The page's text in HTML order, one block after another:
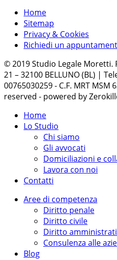
Home
Sitemap
Privacy & Cookies
Richiedi un
© 2019 Studio Legale Moretti.
21 – 32100 BELLUNO (BL) |
00765030259 - C.F. MRT MSM
reserved - powered by
Home
Lo Studio
Chi siamo
Gli avvocati
Domiciliazioni e
Lavora con noi
Contatti
Aree di competenza
Diritto penale
Diritto civile
Diritto
Consulenza alle
Blog